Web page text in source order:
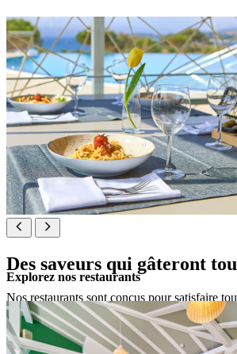
Des saveurs qui gâteront
Nos restaurants sont conçus pour satisfaire
Explorez nos restaurants